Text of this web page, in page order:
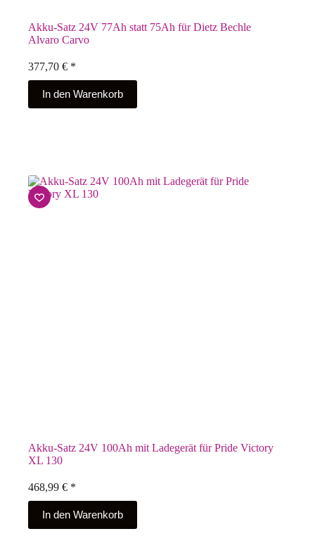
Akku-Satz 24V 77Ah statt 75Ah für Dietz Bechle
Alvaro Carvo
377,70 € *
In den Warenkorb
Akku-Satz 24V 100Ah mit Ladegerät für Pride Victory
XL 130
468,99 € *
In den Warenkorb